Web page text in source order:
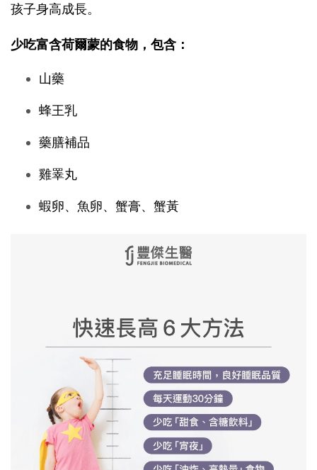
孩子身高成長。
少吃富含荷爾蒙的食物，包含：
山藥
蜂王乳
藥膳補品
雞睪丸
蝦卵、魚卵、蟹膏、蟹黃